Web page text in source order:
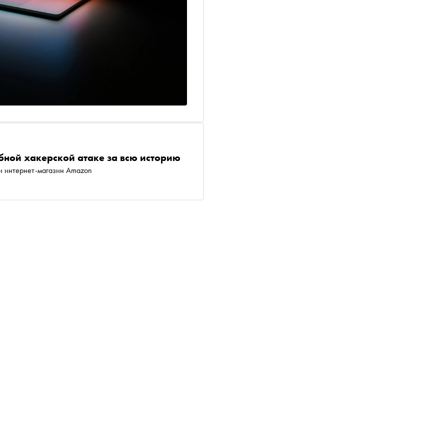
хакерской атаке за всю историю
интернет-магазин Amazon